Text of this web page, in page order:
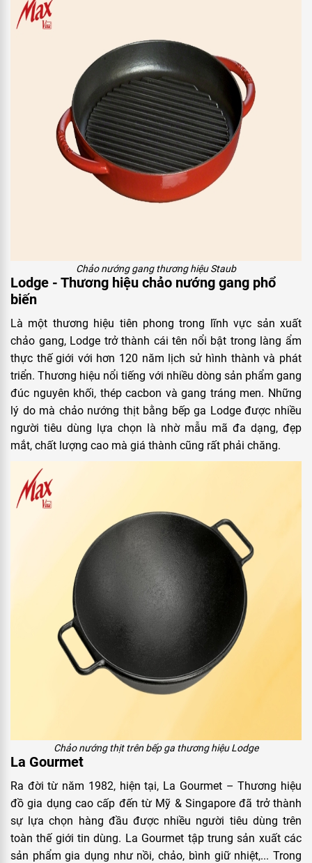
Chảo nướng gang thương hiệu Staub
Lodge - Thương hiệu chảo nướng gang phổ
biến
Là một thương hiệu tiên phong trong lĩnh vực sản xuất
chảo gang, Lodge trở thành cái tên nổi bật trong làng ẩm
thực thế giới với hơn 120 năm lịch sử hình thành và phát
triển. Thương hiệu nổi tiếng với nhiều dòng sản phẩm gang
đúc nguyên khối, thép cacbon và gang tráng men. Những
lý do mà chảo nướng thịt bằng bếp ga Lodge được nhiều
người tiêu dùng lựa chọn là nhờ mẫu mã đa dạng, đẹp
mắt, chất lượng cao mà giá thành cũng rất phải chăng.
Chảo nướng thịt trên bếp ga thương hiệu Lodge
La Gourmet
Ra đời từ năm 1982, hiện tại, La Gourmet – Thương hiệu
đồ gia dụng cao cấp đến từ Mỹ & Singapore đã trở thành
sự lựa chọn hàng đầu được nhiều người tiêu dùng trên
toàn thế giới tin dùng. La Gourmet tập trung sản xuất các
sản phẩm gia dụng như nồi, chảo, bình giữ nhiệt,... Trong